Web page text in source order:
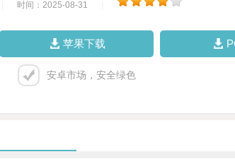
时间：2025-08-31
苹果下载
安卓市场，安全绿色